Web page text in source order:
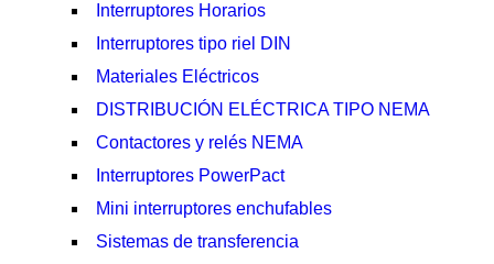
Interruptores Horarios
Interruptores tipo riel DIN
Materiales Eléctricos
DISTRIBUCIÓN ELÉCTRICA TIPO NEMA
Contactores y relés NEMA
Interruptores PowerPact
Mini interruptores enchufables
Sistemas de transferencia